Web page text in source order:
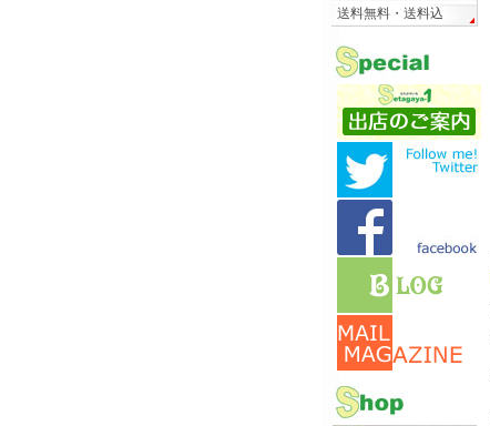
送料無料・送料込